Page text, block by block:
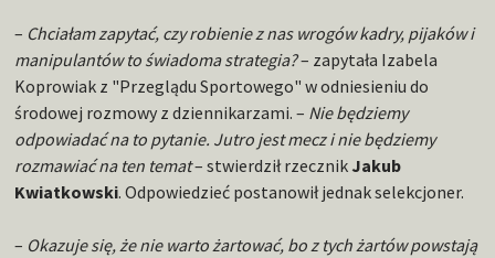
– Chciałam zapytać, czy robienie z nas wrogów kadry, pijaków i
manipulantów to świadoma strategia?– zapytała Izabela
Koprowiak z "Przeglądu Sportowego" w odniesieniu do
środowej rozmowy z dziennikarzami. – Nie będziemy
odpowiadać na to pytanie. Jutro jest mecz i nie będziemy
rozmawiać na ten temat– stwierdził rzecznik Jakub
Kwiatkowski. Odpowiedzieć postanowił jednak selekcjoner.
– Okazuje się, że nie warto żartować, bo z tych żartów powstają